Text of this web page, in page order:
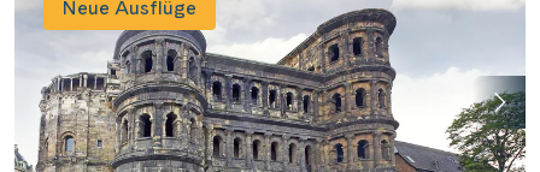
Neue Ausflüge